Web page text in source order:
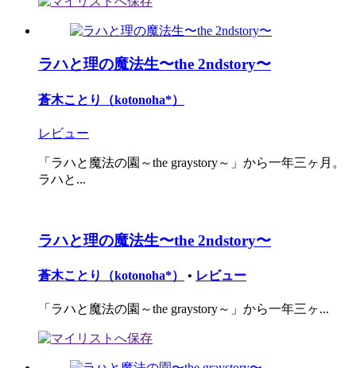
ラハと理の魔法生〜the 2ndstory〜
蒼木ことり（kotonoha*）
レビュー
「ラハと魔法の園～the graystory～」から一年三ヶ月。
ラハと...
ラハと理の魔法生〜the 2ndstory〜
蒼木ことり（kotonoha*） • レビュー
「ラハと魔法の園～the graystory～」から一年三ヶ...